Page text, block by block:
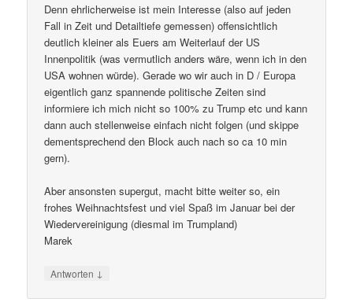
Denn ehrlicherweise ist mein Interesse (also auf jeden
Fall in Zeit und Detailtiefe gemessen) offensichtlich
deutlich kleiner als Euers am Weiterlauf der US
Innenpolitik (was vermutlich anders wäre, wenn ich in den
USA wohnen würde). Gerade wo wir auch in D / Europa
eigentlich ganz spannende politische Zeiten sind
informiere ich mich nicht so 100% zu Trump etc und kann
dann auch stellenweise einfach nicht folgen (und skippe
dementsprechend den Block auch nach so ca 10 min
gern).
Aber ansonsten supergut, macht bitte weiter so, ein
frohes Weihnachtsfest und viel Spaß im Januar bei der
Wiedervereinigung (diesmal im Trumpland)
Marek
Antworten ↓